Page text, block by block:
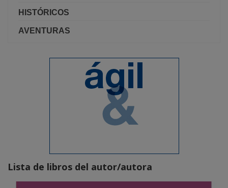
HISTÓRICOS
AVENTURAS
Lista de libros del autor/autora